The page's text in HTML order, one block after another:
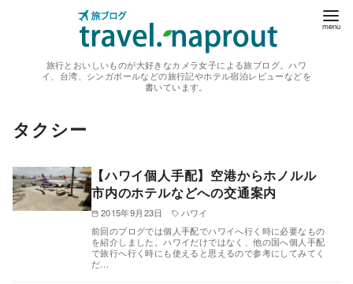
旅行とおいしいものが大好きなカメラ女子による旅ブログ。ハワ
イ、台湾、シンガポールなどの旅行記やホテル宿泊レビューなどを
書いています。
タクシー
【ハワイ個人手配】空港からホノルル
市内のホテルなどへの交通案内
2015年9月23日
ハワイ
前回のブログでは個人手配でハワイへ行く時に必要なもの
を紹介しました。ハワイだけではなく、他の国へ個人手配
で旅行へ行く時にも使えると思えるので参考にしてみてく
だ…